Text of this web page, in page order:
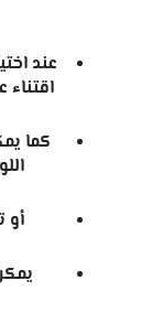
عند
اقتناء
كما
أو